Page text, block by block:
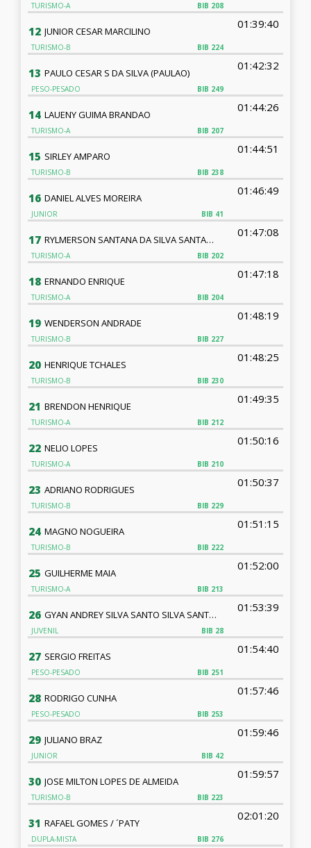
BIB 208
TURISMO-A
12
BIB 224
JUNIOR CESAR MARCILINO
01:39:40
TURISMO-B
13
BIB 249
PAULO CESAR S DA SILVA (PAULAO)
01:42:32
PESO-PESADO
14
BIB 207
LAUENY GUIMA BRANDAO
01:44:26
TURISMO-A
15
BIB 238
SIRLEY AMPARO
01:44:51
TURISMO-B
16
BIB 41
DANIEL ALVES MOREIRA
01:46:49
JUNIOR
17
BIB 202
RYLMERSON SANTANA DA SILVA SANTANA
01:47:08
TURISMO-A
18
BIB 204
ERNANDO ENRIQUE
01:47:18
TURISMO-A
19
BIB 227
WENDERSON ANDRADE
01:48:19
TURISMO-B
20
BIB 230
HENRIQUE TCHALES
01:48:25
TURISMO-B
21
BIB 212
BRENDON HENRIQUE
01:49:35
TURISMO-A
22
BIB 210
NELIO LOPES
01:50:16
TURISMO-A
23
BIB 229
ADRIANO RODRIGUES
01:50:37
TURISMO-B
24
BIB 222
MAGNO NOGUEIRA
01:51:15
TURISMO-B
25
BIB 213
GUILHERME MAIA
01:52:00
TURISMO-A
26
BIB 28
GYAN ANDREY SILVA SANTO SILVA SANTOS
01:53:39
JUVENIL
27
BIB 251
SERGIO FREITAS
01:54:40
PESO-PESADO
28
BIB 253
RODRIGO CUNHA
01:57:46
PESO-PESADO
29
BIB 42
JULIANO BRAZ
01:59:46
JUNIOR
30
BIB 223
JOSE MILTON LOPES DE ALMEIDA
01:59:57
TURISMO-B
31
BIB 276
RAFAEL GOMES / ´PATY
02:01:20
DUPLA-MISTA